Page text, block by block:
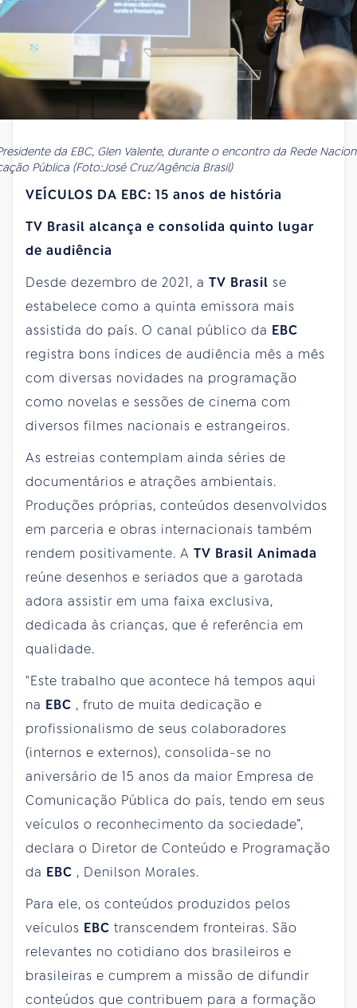
da EBC, Glen Valente, durante o encontro da Rede
Pública (Foto:José Cruz/Agência Brasil)
VEÍCULOS DA EBC: 15 anos de história
TV Brasil alcança e consolida quinto lugar
de audiência
Desde dezembro de 2021, a TV Brasil se
estabelece como a quinta emissora mais
assistida do país. O canal público da EBC
registra bons índices de audiência mês a mês
com diversas novidades na programação
como novelas e sessões de cinema com
diversos filmes nacionais e estrangeiros.
As estreias contemplam ainda séries de
documentários e atrações ambientais.
Produções próprias, conteúdos desenvolvidos
em parceria e obras internacionais também
rendem positivamente. A TV Brasil Animada
reúne desenhos e seriados que a garotada
adora assistir em uma faixa exclusiva,
dedicada às crianças, que é referência em
qualidade.
"Este trabalho que acontece há tempos aqui
na EBC , fruto de muita dedicação e
profissionalismo de seus colaboradores
(internos e externos), consolida-se no
aniversário de 15 anos da maior Empresa de
Comunicação Pública do país, tendo em seus
veículos o reconhecimento da sociedade”,
declara o Diretor de Conteúdo e Programação
da EBC , Denilson Morales.
Para ele, os conteúdos produzidos pelos
veículos EBC transcendem fronteiras. São
relevantes no cotidiano dos brasileiros e
brasileiras e cumprem a missão de difundir
conteúdos que contribuem para a formação